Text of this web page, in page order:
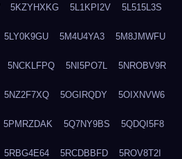
5KZYHXKG 5L1KPI2V 5L515L3S
5LY0K9GU 5M4U4YA3 5M8JMWFU
5NCKLFPQ 5NI5PO7L 5NROBV9R
5NZ2F7XQ 5OGIRQDY 5OIXNVW6
5PMRZDAK 5Q7NY9BS 5QDQI5F8
5RBG4E64 5RCDBBFD 5ROV8T2I